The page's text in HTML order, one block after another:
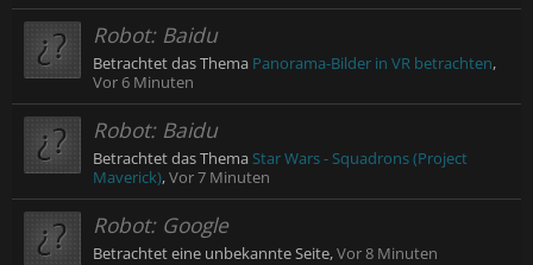
Robot: Baidu
Betrachtet das Thema Panorama-Bilder in VR betrachten,
Vor 6 Minuten
Robot: Baidu
Betrachtet das Thema Star Wars - Squadrons (Project
Maverick),Vor 7 Minuten
Robot: Google
Betrachtet eine unbekannte Seite,Vor 8 Minuten